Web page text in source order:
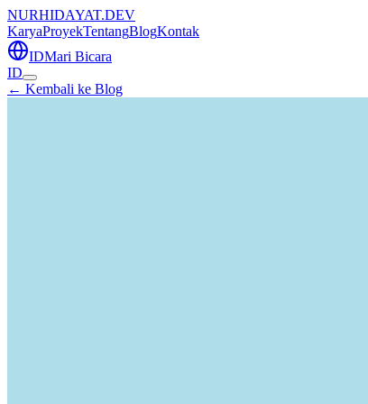
NURHIDAYAT.DEV
KaryaProyekTentangBlogKontak
IDMari Bicara
ID
← Kembali ke Blog